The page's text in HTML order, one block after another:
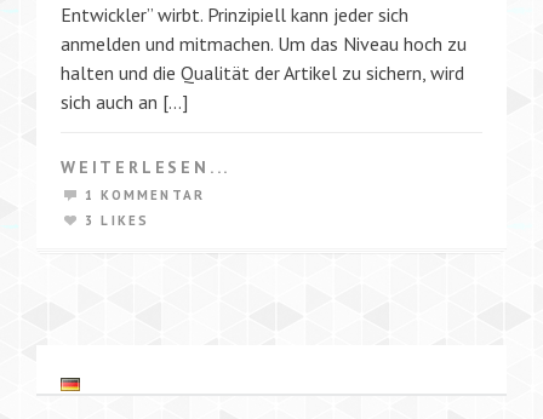
Entwickler” wirbt. Prinzipiell kann jeder sich
anmelden und mitmachen. Um das Niveau hoch zu
halten und die Qualität der Artikel zu sichern, wird
sich auch an […]
WEITERLESEN...
1 KOMMENTAR
3 LIKES